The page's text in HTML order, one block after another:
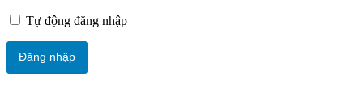
Tự động đăng nhập